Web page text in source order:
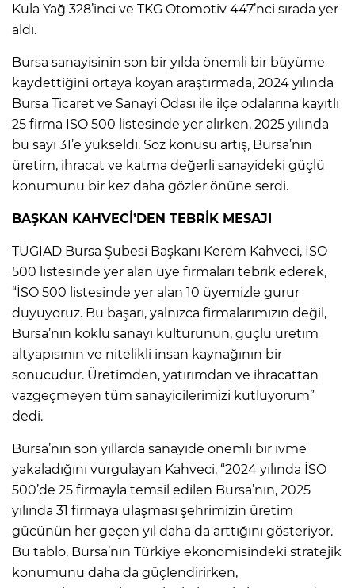
Kula Yağ 328’inci ve TKG Otomotiv 447’nci sırada yer
aldı.
Bursa sanayisinin son bir yılda önemli bir büyüme
kaydettiğini ortaya koyan araştırmada, 2024 yılında
Bursa Ticaret ve Sanayi Odası ile ilçe odalarına kayıtlı
25 firma İSO 500 listesinde yer alırken, 2025 yılında
bu sayı 31’e yükseldi. Söz konusu artış, Bursa’nın
üretim, ihracat ve katma değerli sanayideki güçlü
konumunu bir kez daha gözler önüne serdi.
BAŞKAN KAHVECİ’DEN TEBRİK MESAJI
TÜGİAD Bursa Şubesi Başkanı Kerem Kahveci, İSO
500 listesinde yer alan üye firmaları tebrik ederek,
“İSO 500 listesinde yer alan 10 üyemizle gurur
duyuyoruz. Bu başarı, yalnızca firmalarımızın değil,
Bursa’nın köklü sanayi kültürünün, güçlü üretim
altyapısının ve nitelikli insan kaynağının bir
sonucudur. Üretimden, yatırımdan ve ihracattan
vazgeçmeyen tüm sanayicilerimizi kutluyorum”
dedi.
Bursa’nın son yıllarda sanayide önemli bir ivme
yakaladığını vurgulayan Kahveci, “2024 yılında İSO
500’de 25 firmayla temsil edilen Bursa’nın, 2025
yılında 31 firmaya ulaşması şehrimizin üretim
gücünün her geçen yıl daha da arttığını gösteriyor.
Bu tablo, Bursa’nın Türkiye ekonomisindeki stratejik
konumunu daha da güçlendirirken,